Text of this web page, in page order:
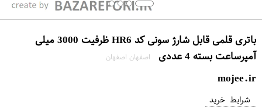
باتری قلمی قابل شارژ سونی کد HR6 ظرفیت 3000 میلی
آمپرساعت بسته 4 عددی
اصفهان اصفهان
mojee.ir
شرایط خرید